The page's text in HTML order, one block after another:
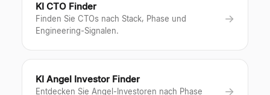
KI CTO Finder
Finden Sie CTOs nach Stack, Phase und
Engineering-Signalen.
→
KI Angel Investor Finder
Entdecken Sie Angel-Investoren nach Phase
→